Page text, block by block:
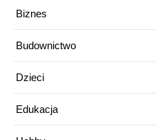
Biznes
Budownictwo
Dzieci
Edukacja